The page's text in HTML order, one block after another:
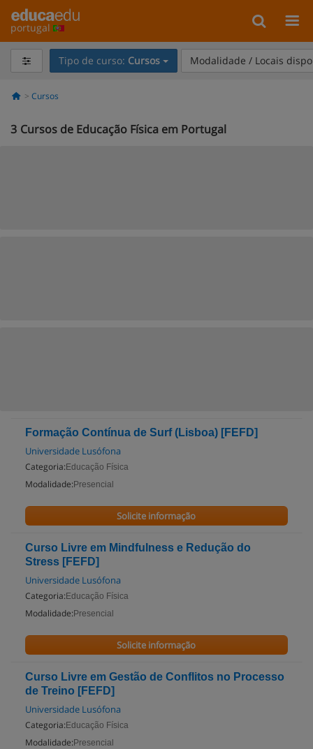
portugal
Tipo de curso: Cursos Modalidade / Locais
Cursos
3 Cursos de Educação Física em Portugal
Formação Contínua de Surf (Lisboa) [FEFD]
Universidade Lusófona
Categoria: Educação Física
Modalidade: Presencial
Solicite informação
Curso Livre em Mindfulness e Redução do
Stress [FEFD]
Universidade Lusófona
Categoria: Educação Física
Modalidade: Presencial
Solicite informação
Curso Livre em Gestão de Conflitos no Processo
de Treino [FEFD]
Universidade Lusófona
Categoria: Educação Física
Modalidade: Presencial